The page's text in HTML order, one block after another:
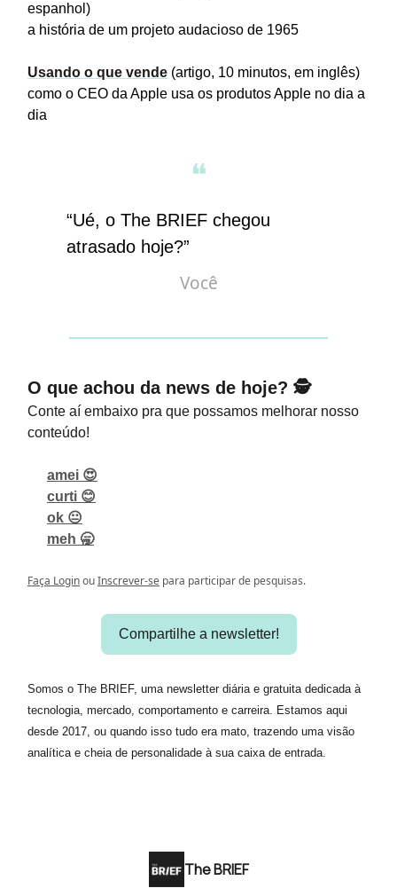
espanhol)
a história de um projeto audacioso de 1965
Usando o que vende (artigo, 10 minutos, em inglês)
como o CEO da Apple usa os produtos Apple no dia a
dia
❝
“Ué, o The BRIEF chegou
atrasado hoje?”
Você
O que achou da news de hoje? 🕵️
Conte aí embaixo pra que possamos melhorar nosso
conteúdo!
amei 😍
curti 😊
ok 😐
meh 🥱
Faça LoginouInscrever-se para participar de pesquisas.
Compartilhe a newsletter!
Somos o The BRIEF, uma newsletter diária e gratuita dedicada à
tecnologia, mercado, comportamento e carreira. Estamos aqui
desde 2017, ou quando isso tudo era mato, trazendo uma visão
analítica e cheia de personalidade à sua caixa de entrada.
The BRIEF